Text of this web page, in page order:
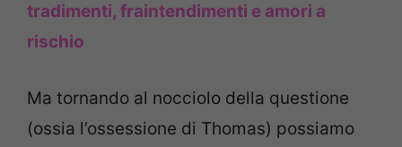
tradimenti, fraintendimenti e amori a
rischio
Ma tornando al nocciolo della questione
(ossia l’ossessione di Thomas) possiamo